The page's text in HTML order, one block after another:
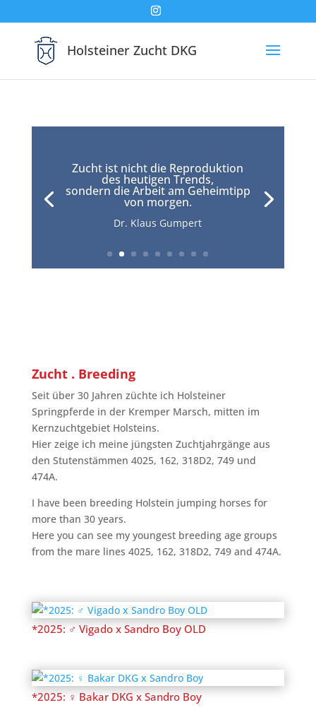
Holsteiner Zucht DKG
Zucht . Breeding
Seit über 30 Jahren züchte ich Holsteiner
Springpferde in der Kremper Marsch, mitten im
Kernzuchtgebiet Holsteins.
Hier zeige ich meine jüngsten Zuchtjahrgänge aus
den Stutenstämmen 4025, 162, 318D2, 749 und
474A.
I have been breeding Holstein jumping horses for
more than 30 years.
Here you can see my youngest breeding age groups
from the mare lines 4025, 162, 318D2, 749 and 474A.
*2025: ♂ Vigado x Sandro Boy OLD
*2025: ♀ Bakar DKG x Sandro Boy